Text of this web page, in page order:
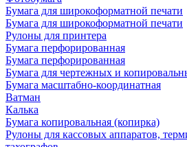
Бумага для широкоформатной печати
Бумага для широкоформатной печати
Рулоны для принтера
Бумага перфорированная
Бумага перфорированная
Бумага для чертежных и
Бумага масштабно-координатная
Ватман
Калька
Бумага копировальная (копирка)
Рулоны для кассовых аппаратов,